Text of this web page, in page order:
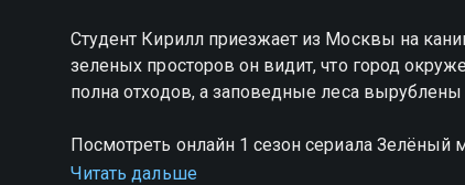
Студент Кирилл приезжает из Москвы на
зеленых просторов он видит, что город
полна отходов, а заповедные леса вырублены
Посмотреть онлайн 1 сезон сериала
качестве на Смотрёшке
Читать дальше